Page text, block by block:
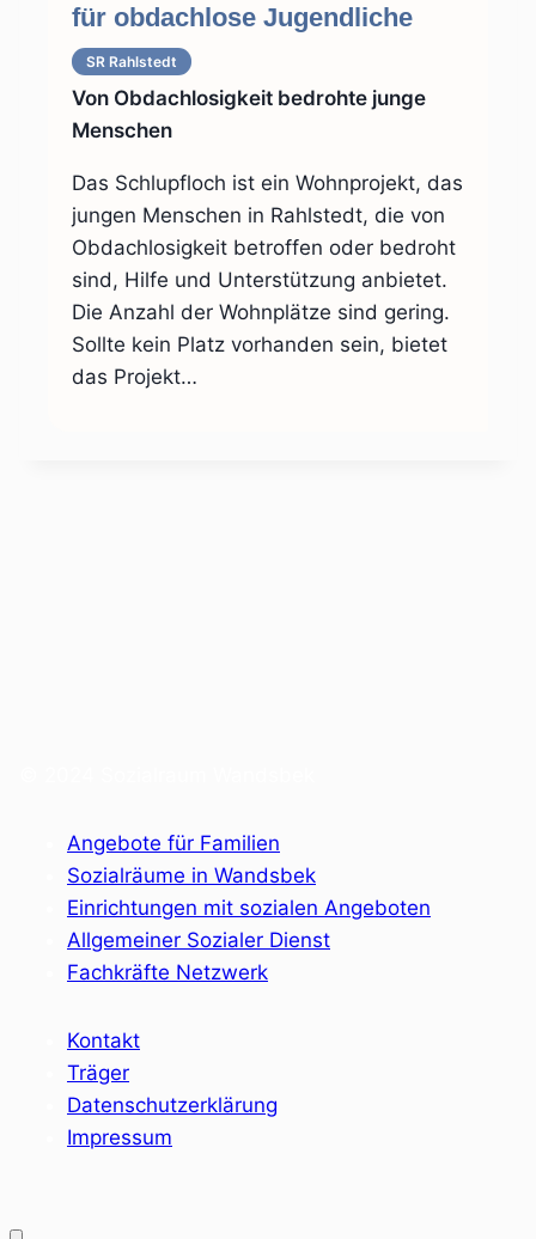
für obdachlose Jugendliche
SR Rahlstedt
Von Obdachlosigkeit bedrohte junge
Menschen
Das Schlupfloch ist ein Wohnprojekt, das
jungen Menschen in Rahlstedt, die von
Obdachlosigkeit betroffen oder bedroht
sind, Hilfe und Unterstützung anbietet.
Die Anzahl der Wohnplätze sind gering.
Sollte kein Platz vorhanden sein, bietet
das Projekt…
Angebote für Familien
Sozialräume in Wandsbek
Einrichtungen mit sozialen Angeboten
Allgemeiner Sozialer Dienst
Fachkräfte Netzwerk
Kontakt
Träger
Datenschutzerklärung
Impressum